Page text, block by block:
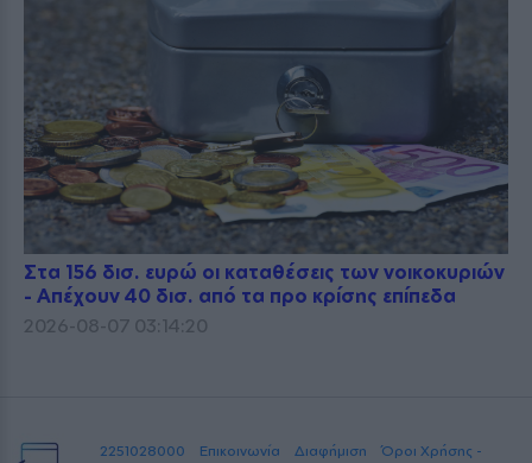
Στα 156 δισ. ευρώ οι καταθέσεις των νοικοκυριών
- Απέχουν 40 δισ. από τα προ κρίσης επίπεδα
2026-08-07 03:14:20
2251028000 Επικοινωνία Διαφήμιση Όροι Χρήσης -